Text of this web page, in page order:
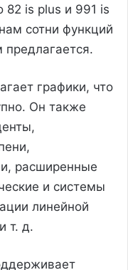
82 is plus и 991 is
сотни функций
графики, что
Он также
расширенные
и системы
линейной
т. д.